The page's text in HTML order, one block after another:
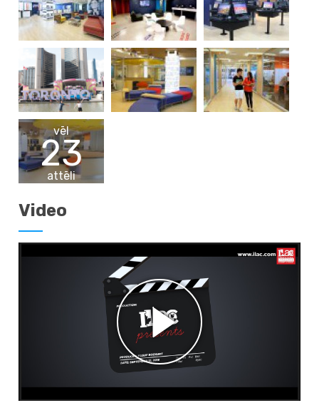
vēl
23
attēli
Video